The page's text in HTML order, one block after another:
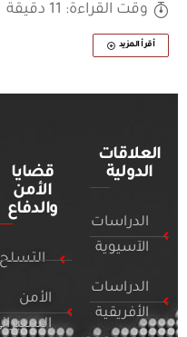
وقت القراءة: 11 دقيقة
أقرأ المزيد
العلاقات
الدولية
الدراسات
الآسيوية
الدراسات
الأفريقية
قضايا
الأمن
والدفاع
التسلح
الأمن
السيبراني